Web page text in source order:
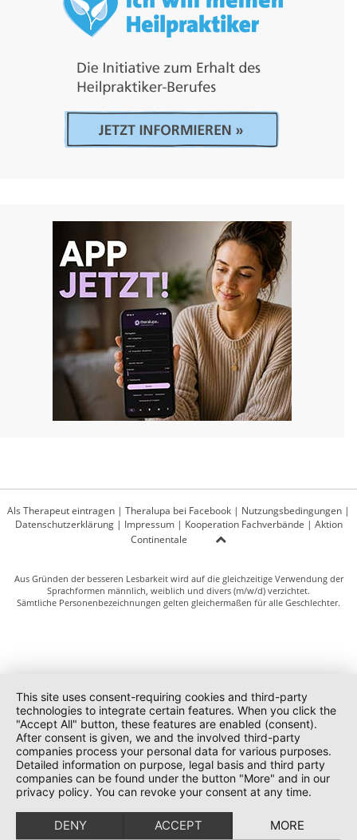
Als Therapeut eintragen | Theralupa bei Facebook | Nutzungsbedingungen |
Datenschutzerklärung| Impressum| Kooperation Fachverbände | Aktion
Continentale
Aus Gründen der besseren Lesbarkeit wird auf die gleichzeitige Verwendung der
Sprachformen männlich, weiblich und divers (m/w/d) verzichtet.
Sämtliche Personenbezeichnungen gelten gleichermaßen für alle Geschlechter.
This site uses consent-requiring cookies and third-party
technologies to integrate certain features. When you click the
"Accept All" button, these features are enabled (consent).
After consent is given, we and the involved third-party
companies process your personal data for various purposes.
Detailed information on purpose, legal basis and third party
companies can be found under the button "More" and in our
privacy policy. You can revoke your consent at any time.
DENY ACCEPT MORE